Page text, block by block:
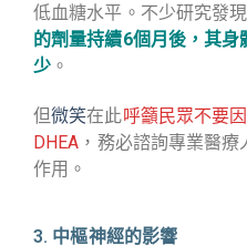
低血糖水平。不少研究發
的劑量持續6個月後，其
少 。
但微笑在此呼籲民眾不要
DHEA ，務必諮詢專業醫
作用。
3. 中樞神經的影響